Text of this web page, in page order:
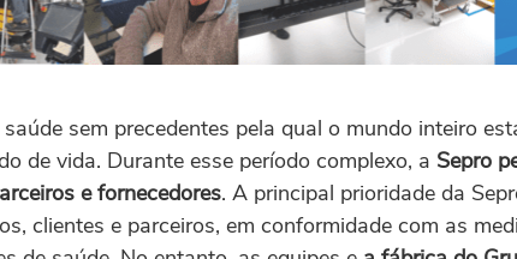
sem precedentes pela qual o mundo inteiro
de vida. Durante esse período complexo, a Sepro
e fornecedores. A principal prioridade da
clientes e parceiros, em conformidade com as